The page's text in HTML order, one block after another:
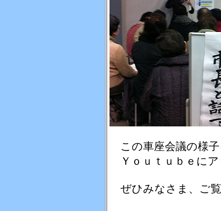
この車座会議の様
Ｙｏｕｔｕｂｅに
ぜひみなさま、ご